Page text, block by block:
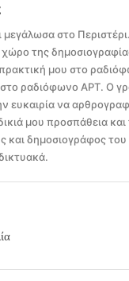
στο
της
μου στο
ραδιόφωνο ΑΡΤ. Ο
ευκαιρία να
μου προσπάθεια
και δημοσιογράφος